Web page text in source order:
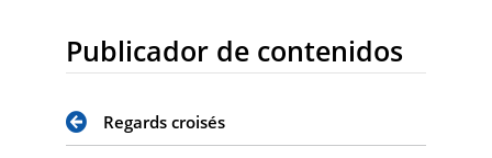
Publicador de contenidos
Regards croisés